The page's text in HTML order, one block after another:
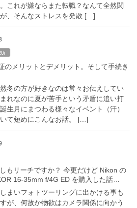
これが嫌ならまた転職？なんて全然関
、そんなストレスを発散 […]
のメリットとデメリット。そして手続き
冬の方が好きなのは常々お伝えしてい
れなのに夏が苦手という矛盾に追い打
生月にまつわる様々なイベント（汗）
て短めにこんなお話。 […]
もリーチですか？ 今更だけど Nikon の
16-35mm f/4G ED を購入した話…
まいフォトツーリングに出かける事も
が、何故か物欲はカメラ関係に向かう